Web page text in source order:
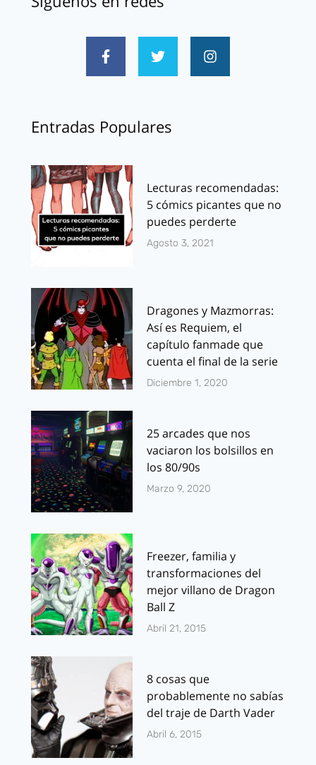
Entradas Populares
Lecturas recomendadas:
5 cómics picantes que no
puedes perderte
Agosto 3, 2021
Dragones y Mazmorras:
Así es Requiem, el
capítulo fanmade que
cuenta el final de la serie
Diciembre 1, 2020
25 arcades que nos
vaciaron los bolsillos en
los 80/90s
Marzo 9, 2020
Freezer, familia y
transformaciones del
mejor villano de Dragon
Ball Z
Abril 21, 2015
8 cosas que
probablemente no sabías
del traje de Darth Vader
Abril 6, 2015